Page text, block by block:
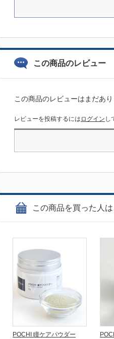
この商品のレビュー
この商品のレビューはまだあり
レビューを投稿するには ログイン し
この商品を買った人
POCHI 瞳ケアパウダー